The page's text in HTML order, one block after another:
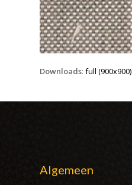
Downloads:full (900x900)
Algemeen